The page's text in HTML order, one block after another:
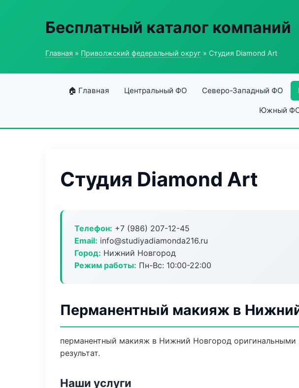
Бесплатный каталог компаний
Главная » Приволжский федеральный округ » Студия Diamond Art
🏠 Главная Центральный ФО Северо-Западный ФО
Южный
Студия Diamond Art
Телефон: +7 (986) 207-12-45
Email: info@studiyadiamonda216.ru
Город: Нижний Новгород
Режим работы: Пн-Вс: 10:00-22:00
Перманентный макияж в
перманентный макияж в Нижний Новгород оригинальными
результат.
Наши услуги